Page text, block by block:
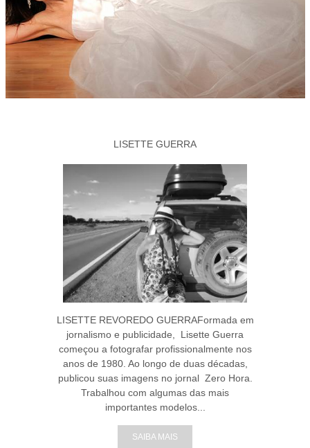
LISETTE GUERRA
LISETTE REVOREDO GUERRAFormada em
jornalismo e publicidade, Lisette Guerra
começou a fotografar profissionalmente nos
anos de 1980. Ao longo de duas décadas,
publicou suas imagens no jornal Zero Hora.
Trabalhou com algumas das mais
importantes modelos...
SAIBA MAIS